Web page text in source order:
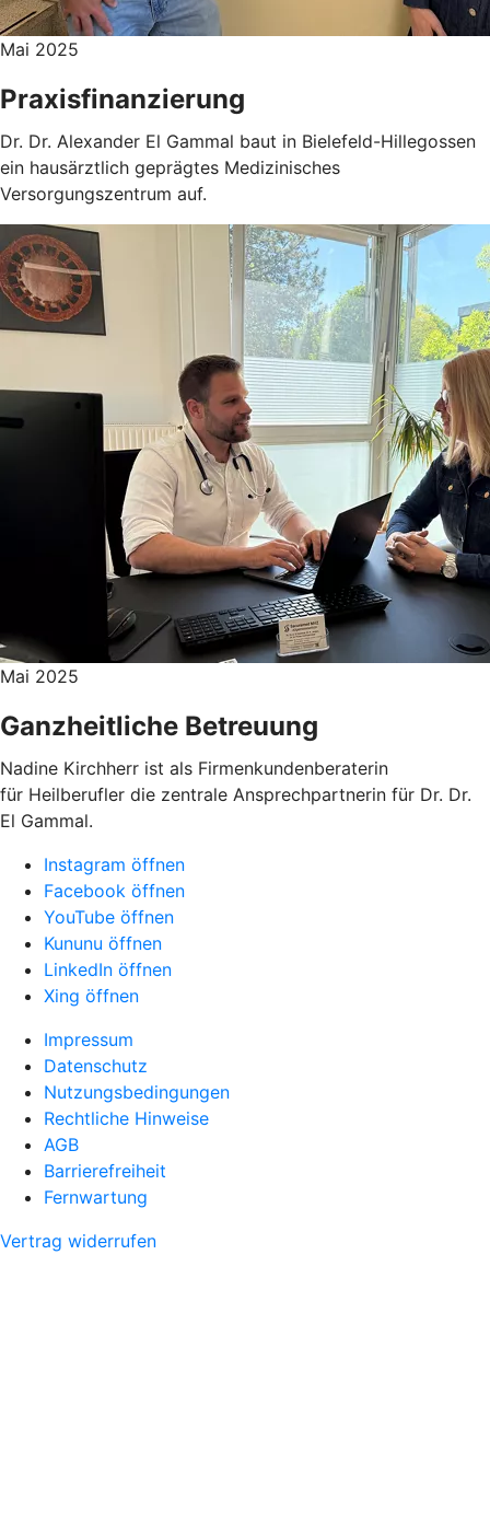
Mai 2025
Praxisfinanzierung
Dr. Dr. Alexander El Gammal baut in Bielefeld-Hillegossen
ein hausärztlich geprägtes Medizinisches
Versorgungszentrum auf.
Mai 2025
Ganzheitliche Betreuung
Nadine Kirchherr ist als Firmenkundenberaterin
für Heilberufler die zentrale Ansprechpartnerin für Dr. Dr.
El Gammal.
Instagram öffnen
Facebook öffnen
YouTube öffnen
Kununu öffnen
LinkedIn öffnen
Xing öffnen
Impressum
Datenschutz
Nutzungsbedingungen
Rechtliche Hinweise
AGB
Barrierefreiheit
Fernwartung
Vertrag widerrufen